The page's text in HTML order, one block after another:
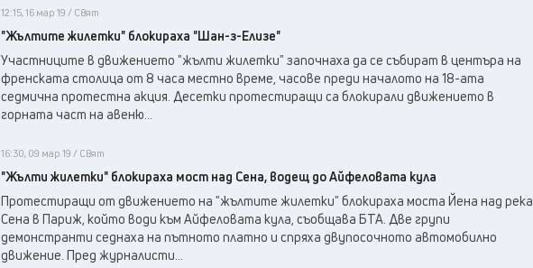
12:15, 16 мар 19 / Свят
"Жълтите жилетки" блокираха "Шан-з-Елизе"
Участниците в движението "жълти жилетки" започнаха да се събират в центъра на
френската столица от 8 часа местно време, часове преди началото на 18-ата
седмична протестна акция. Десетки протестиращи са блокирали движението в
горната част на авеню...
16:30, 09 мар 19 / Свят
"Жълти жилетки" блокираха мост над Сена, водещ до Айфеловата кула
Протестиращи от движението на "жълтите жилетки" блокираха моста Йена над река
Сена в Париж, който води към Айфеловата кула, съобщава БТА. Две групи
демонстранти седнаха на пътното платно и спряха двупосочното автомобилно
движение. Пред журналисти...